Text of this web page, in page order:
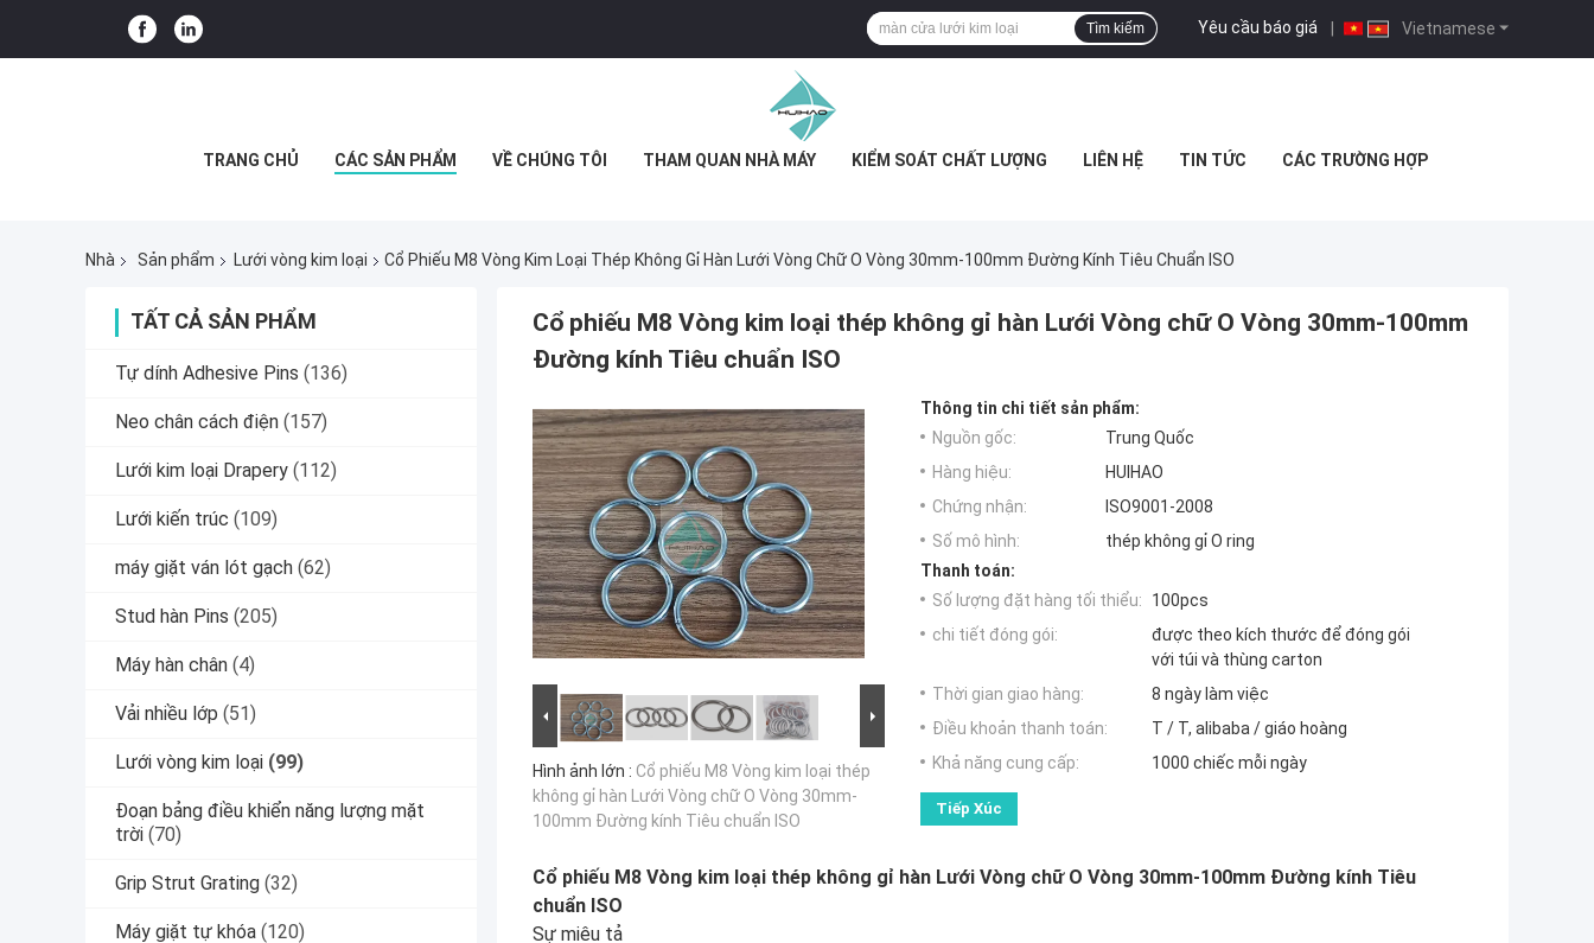
Vietnamese
Yêu cầu báo giá |
Tìm kiếm
TRANG CHỦ CÁC SẢN PHẨM VỀ CHÚNG TÔI THAM QUAN NHÀ MÁY KIỂM SOÁT CHẤT LƯỢNG LIÊN HỆ TIN TỨC CÁC TRƯỜNG HỢP
Nhà Sản phẩm Lưới vòng kim loại Cổ Phiếu M8 Vòng Kim Loại Thép Không Gỉ Hàn Lưới Vòng Chữ O Vòng 30mm-100mm Đường Kính Tiêu Chuẩn ISO
TẤT CẢ SẢN PHẨM
Tự dính Adhesive Pins (136)
Neo chân cách điện (157)
Lưới kim loại Drapery (112)
Lưới kiến ​​trúc (109)
máy giặt ván lót gạch (62)
Stud hàn Pins (205)
Máy hàn chân (4)
Vải nhiều lớp (51)
Lưới vòng kim loại (99)
Đoạn bảng điều khiển năng lượng mặt
trời (70)
Grip Strut Grating (32)
Máy giặt tự khóa (120)
Cổ phiếu M8 Vòng kim loại thép không gỉ hàn Lưới Vòng chữ O Vòng 30mm-100mm
Đường kính Tiêu chuẩn ISO
Hình ảnh lớn : Cổ phiếu M8 Vòng kim loại thép
không gỉ hàn Lưới Vòng chữ O Vòng 30mm-
100mm Đường kính Tiêu chuẩn ISO
Thông tin chi tiết sản phẩm:
Nguồn gốc:
Trung Quốc
Hàng hiệu:
HUIHAO
Chứng nhận:
ISO9001-2008
Số mô hình:
thép không gỉ O ring
Thanh toán:
Số lượng đặt hàng tối thiểu:
100pcs
chi tiết đóng gói:
được theo kích thước để đóng gói
với túi và thùng carton
Thời gian giao hàng:
8 ngày làm việc
Điều khoản thanh toán:
T / T, alibaba / giáo hoàng
Khả năng cung cấp:
1000 chiếc mỗi ngày
Tiếp Xúc
Cổ phiếu M8 Vòng kim loại thép không gỉ hàn Lưới Vòng chữ O Vòng 30mm-100mm Đường kính Tiêu
chuẩn ISO
Sự miêu tả